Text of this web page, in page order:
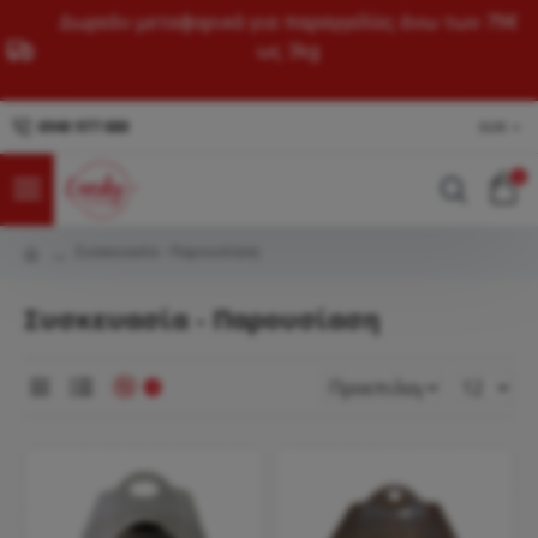
Δωρεάν μεταφορικά για παραγγελίες άνω των 79€
ως 3kg
6940 977 688
0
Συσκευασία - Παρουσίαση
0